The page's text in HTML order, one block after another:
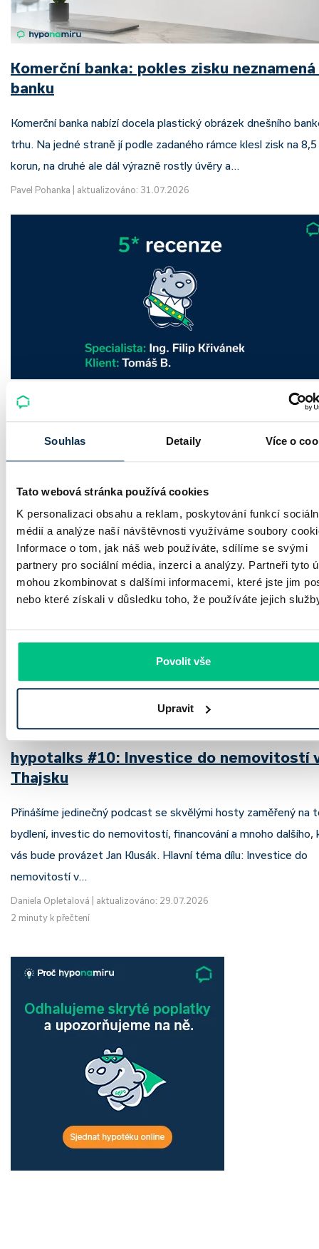
Souhlas Detaily Více o
Tato webová stránka používá cookies
K personalizaci obsahu a reklam, poskytování funkcí
médií a analýze naší návštěvnosti využíváme soubory
Informace o tom, jak náš web používáte, sdílíme se svými
partnery pro sociální média, inzerci a analýzy. Partneři tyto
mohou zkombinovat s dalšími informacemi, které jste jim
nebo které získali v důsledku toho, že používáte jejich
Povolit vše
Upravit
Komerční banka: pokles zisku
banku
Komerční banka nabízí docela plastický obrázek dnešního
trhu. Na jedné straně jí podle zadaného rámce klesl zisk na 8,5
korun, na druhé ale dál výrazně rostly úvěry a…
Pavel Pohanka aktualizováno: 31.07.2026
Recenze - hypoteční specialista: Ing. Filip
Křivánek, klient: Tomáš B.
Zvažujete hypotéku a vybíráte si vhodného partnera?
financováním vašeho bydlení rád pomůže i vám.
Ing. Filip Křivánek
aktualizováno: 30.07.2026
2 minuty k přečtení
hypotalks #10: Investice do nemovitostí
Thajsku
Přinášíme jedinečný podcast se skvělými hosty zaměřený na
bydlení, investic do nemovitostí, financování a mnoho dalšího,
vás bude provázet Jan Klusák. Hlavní téma dílu: Investice do
nemovitostí v…
Daniela Opletalová
aktualizováno: 29.07.2026
2 minuty k přečtení